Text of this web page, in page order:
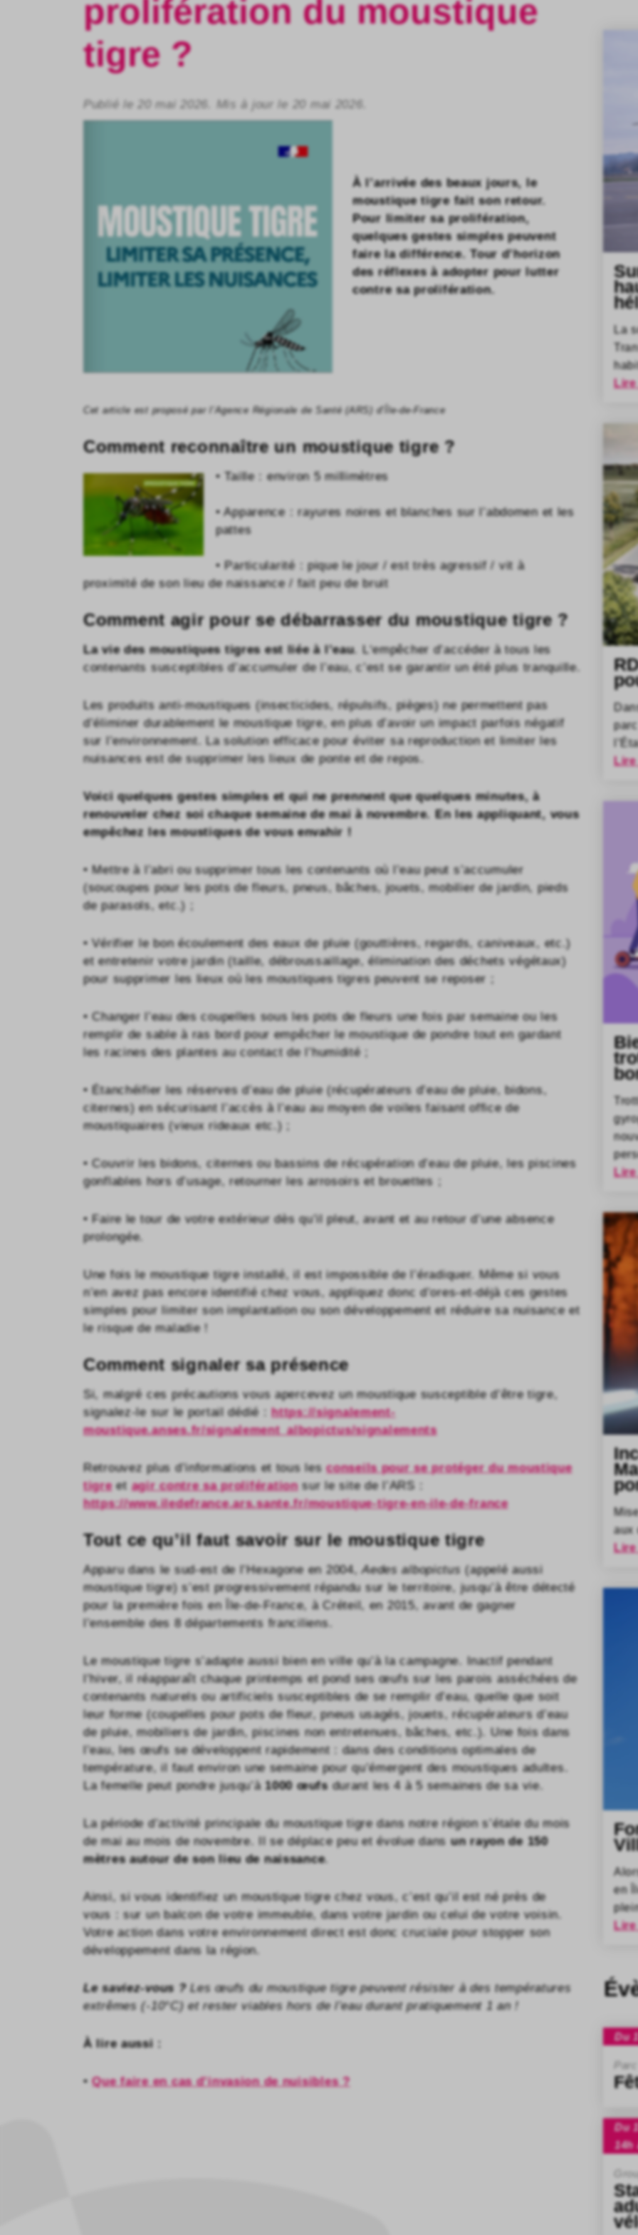
prolifération du moustique
tigre ?
Publié le 20 mai 2026. Mis à jour le 20 mai 2026.
À l’arrivée des beaux jours, le
moustique tigre fait son retour.
Pour limiter sa prolifération,
quelques gestes simples peuvent
faire la différence. Tour d’horizon
des réflexes à adopter pour lutter
contre sa prolifération.
Cet article est proposé par l’Agence Régionale de Santé (ARS) d’Île-de-France
Comment reconnaître un moustique tigre ?
• Taille : environ 5 millimètres
• Apparence : rayures noires et blanches sur l’abdomen et les
pattes
• Particularité : pique le jour / est très agressif / vit à
proximité de son lieu de naissance / fait peu de bruit
Comment agir pour se débarrasser du moustique tigre ?
La vie des moustiques tigres est liée à l’eau. L‘empêcher d’accéder à tous les
contenants susceptibles d’accumuler de l’eau, c’est se garantir un été plus tranquille.
Les produits anti-moustiques (insecticides, répulsifs, pièges) ne permettent pas
d’éliminer durablement le moustique tigre, en plus d’avoir un impact parfois négatif
sur l’environnement. La solution efficace pour éviter sa reproduction et limiter les
nuisances est de supprimer les lieux de ponte et de repos.
Voici quelques gestes simples et qui ne prennent que quelques minutes, à
renouveler chez soi chaque semaine de mai à novembre. En les appliquant, vous
empêchez les moustiques de vous envahir !
• Mettre à l’abri ou supprimer tous les contenants où l’eau peut s’accumuler
(soucoupes pour les pots de fleurs, pneus, bâches, jouets, mobilier de jardin, pieds
de parasols, etc.) ;
• Vérifier le bon écoulement des eaux de pluie (gouttières, regards, caniveaux, etc.)
et entretenir votre jardin (taille, débroussaillage, élimination des déchets végétaux)
pour supprimer les lieux où les moustiques tigres peuvent se reposer ;
• Changer l’eau des coupelles sous les pots de fleurs une fois par semaine ou les
remplir de sable à ras bord pour empêcher le moustique de pondre tout en gardant
les racines des plantes au contact de l’humidité ;
• Étanchéifier les réserves d’eau de pluie (récupérateurs d’eau de pluie, bidons,
citernes) en sécurisant l’accès à l’eau au moyen de voiles faisant office de
moustiquaires (vieux rideaux etc.) ;
• Couvrir les bidons, citernes ou bassins de récupération d’eau de pluie, les piscines
gonflables hors d’usage, retourner les arrosoirs et brouettes ;
• Faire le tour de votre extérieur dès qu’il pleut, avant et au retour d’une absence
prolongée.
Une fois le moustique tigre installé, il est impossible de l’éradiquer. Même si vous
n’en avez pas encore identifié chez vous, appliquez donc d’ores-et-déjà ces gestes
simples pour limiter son implantation ou son développement et réduire sa nuisance et
le risque de maladie !
Comment signaler sa présence
Si, malgré ces précautions vous apercevez un moustique susceptible d’être tigre,
signalez-le sur le portail dédié :https://signalement-
moustique.anses.fr/signalement_albopictus/signalements
Retrouvez plus d’informations et tous lesconseils pour se protéger du moustique
tigreetagir contre sa proliférationsur le site de l’ARS :
https://www.iledefrance.ars.sante.fr/moustique-tigre-en-ile-de-france
Tout ce qu’il faut savoir sur le moustique tigre
Apparu dans le sud-est de l’Hexagone en 2004,Aedes albopictus (appelé aussi
moustique tigre) s’est progressivement répandu sur le territoire, jusqu’à être détecté
pour la première fois en Île-de-France, à Créteil, en 2015, avant de gagner
l’ensemble des 8 départements franciliens.
Le moustique tigre s’adapte aussi bien en ville qu’à la campagne. Inactif pendant
l’hiver, il réapparaît chaque printemps et pond ses œufs sur les parois asséchées de
contenants naturels ou artificiels susceptibles de se remplir d’eau, quelle que soit
leur forme (coupelles pour pots de fleur, pneus usagés, jouets, récupérateurs d’eau
de pluie, mobiliers de jardin, piscines non entretenues, bâches, etc.). Une fois dans
l’eau, les œufs se développent rapidement : dans des conditions optimales de
température, il faut environ une semaine pour qu’émergent des moustiques adultes.
La femelle peut pondre jusqu’à 1000 œufsdurant les 4 à 5 semaines de sa vie.
La période d’activité principale du moustique tigre dans notre région s’étale du mois
de mai au mois de novembre. Il se déplace peu et évolue dansun rayon de 150
mètres autour de son lieu de naissance.
Ainsi, si vous identifiez un moustique tigre chez vous, c’est qu’il est né près de
vous : sur un balcon de votre immeuble, dans votre jardin ou celui de votre voisin.
Votre action dans votre environnement direct est donc cruciale pour stopper son
développement dans la région.
Le saviez-vous ?Les œufs du moustique tigre peuvent résister à des températures
extrêmes (-10°C) et rester viables hors de l’eau durant pratiquement 1 an !
À lire aussi :
•Que faire en cas d’invasion de nuisibles ?
La
aux
en
Du
Du
14h